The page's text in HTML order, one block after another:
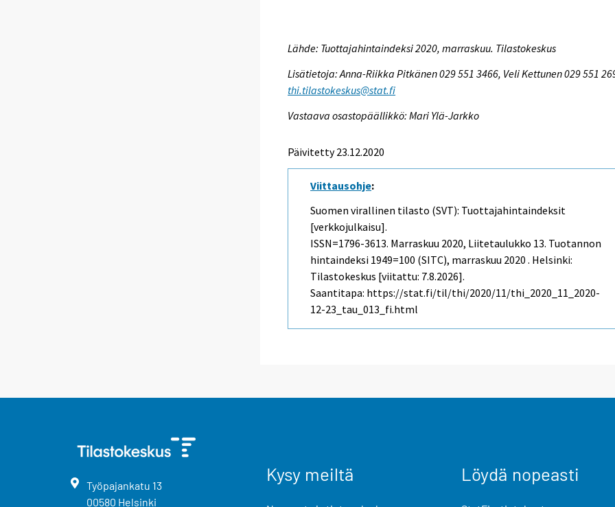
Lähde: Tuottajahintaindeksi 2020, marraskuu. Tilastokeskus
Lisätietoja: Anna-Riikka Pitkänen 029 551 3466, Veli Kettunen 029 551
thi.tilastokeskus@stat.fi
Vastaava osastopäällikkö: Mari Ylä-Jarkko
Päivitetty 23.12.2020
Viittausohje:
Suomen virallinen tilasto (SVT): Tuottajahintaindeksit
[verkkojulkaisu].
ISSN=1796-3613. Marraskuu 2020, Liitetaulukko 13. Tuotannon
hintaindeksi 1949=100 (SITC), marraskuu 2020 . Helsinki:
Tilastokeskus [viitattu: 7.8.2026].
Saantitapa: https://stat.fi/til/thi/2020/11/thi_2020_11_2020-
12-23_tau_013_fi.html
Työpajankatu 13
00580 Helsinki
Kysy meiltä Löydä nopeasti